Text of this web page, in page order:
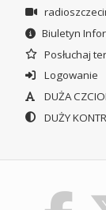
Biuletyn
Posłuchaj
Logowanie
DUŻA
DUŻY